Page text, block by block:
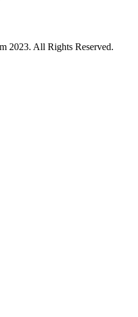
2023. All Rights Reserved.